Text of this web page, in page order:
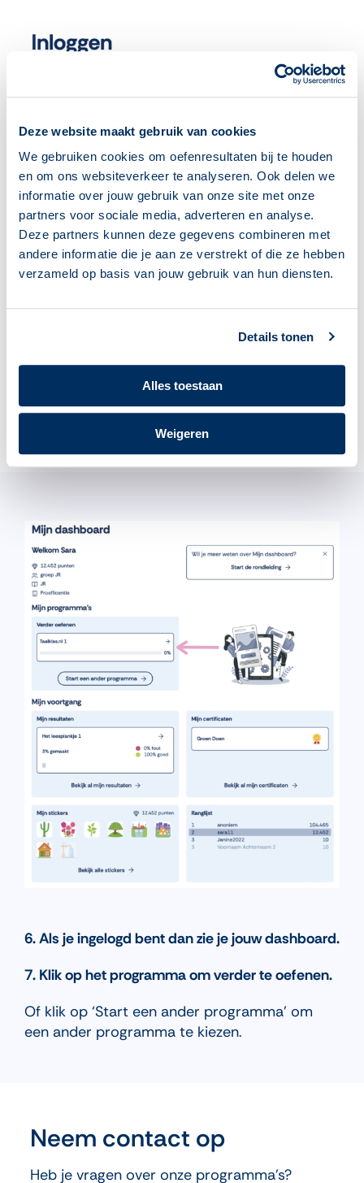
Deze website maakt gebruik van cookies
We gebruiken cookies om oefenresultaten bij te houden
en om ons websiteverkeer te analyseren. Ook delen we
informatie over jouw gebruik van onze site met onze
partners voor sociale media, adverteren en analyse.
Deze partners kunnen deze gegevens combineren met
andere informatie die je aan ze verstrekt of die ze hebben
verzameld op basis van jouw gebruik van hun diensten.
Details tonen
Alles toestaan
Weigeren
5. Je ziet het inlogscherm.
6. Als je ingelogd bent dan zie je jouw dashboard.
7. Klik op het programma om verder te oefenen.
Of klik op ‘Start een ander programma’ om
een ander programma te kiezen.
Neem contact op
Heb je vragen over onze programma’s?